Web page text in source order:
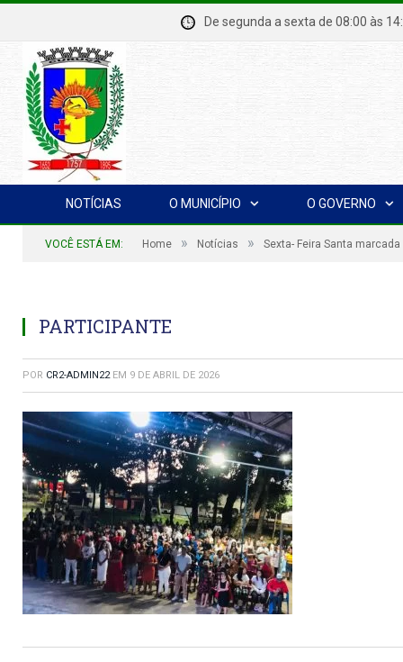
De segunda a sexta de 08:00
NOTÍCIAS O MUNICÍPIO O GOVERNO
VOCÊ ESTÁ EM: Home » Notícias » Sexta- Feira Santa
PARTICIPANTE
POR CR2-ADMIN22 EM 9 DE ABRIL DE 2026